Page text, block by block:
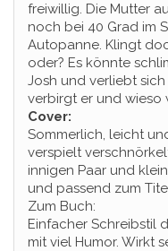
freiwillig. Die Mutter
noch bei 40 Grad im
Autopanne. Klingt
oder? Es könnte
Josh und verliebt
verbirgt er und wieso
Cover:
Sommerlich, leicht
verspielt
innigen Paar und
und passend zum
Zum Buch:
Einfacher Schreibstil
mit viel Humor. Wirkt